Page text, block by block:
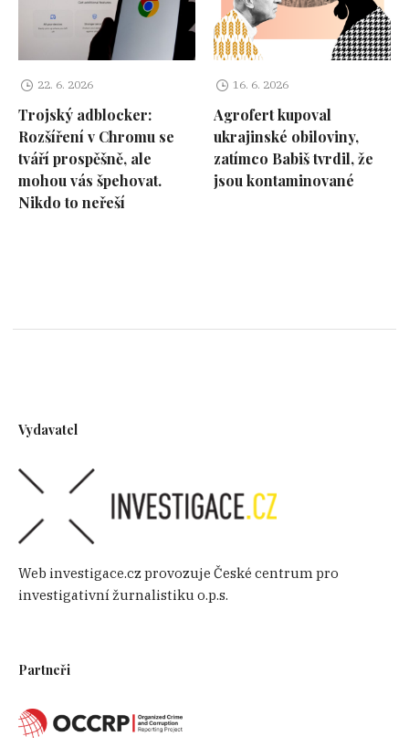
22. 6. 2026
Trojský adblocker:
Rozšíření v Chromu se
tváří prospěšně, ale
mohou vás špehovat.
Nikdo to neřeší
16. 6. 2026
Agrofert kupoval
ukrajinské obiloviny,
zatímco Babiš tvrdil, že
jsou kontaminované
Vydavatel
Web investigace.cz provozuje České centrum pro
investigativní žurnalistiku o.p.s.
Partneři